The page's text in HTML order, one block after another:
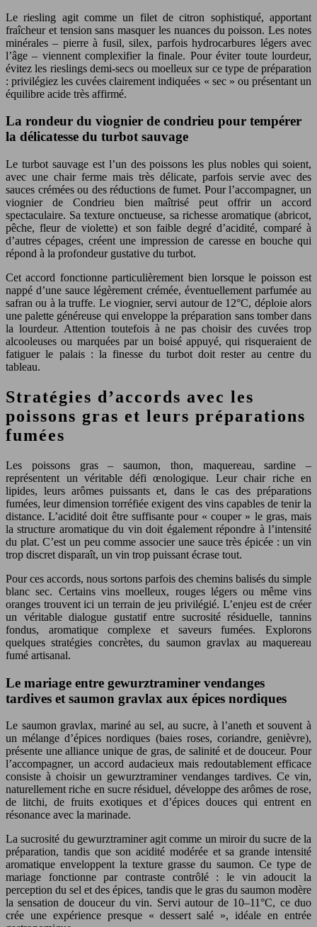
Le riesling agit comme un filet de citron sophistiqué, apportant
fraîcheur et tension sans masquer les nuances du poisson. Les notes
minérales – pierre à fusil, silex, parfois hydrocarbures légers avec
l’âge – viennent complexifier la finale. Pour éviter toute lourdeur,
évitez les rieslings demi-secs ou moelleux sur ce type de préparation
: privilégiez les cuvées clairement indiquées « sec » ou présentant un
équilibre acide très affirmé.
La rondeur du viognier de condrieu pour tempérer
la délicatesse du turbot sauvage
Le turbot sauvage est l’un des poissons les plus nobles qui soient,
avec une chair ferme mais très délicate, parfois servie avec des
sauces crémées ou des réductions de fumet. Pour l’accompagner, un
viognier de Condrieu bien maîtrisé peut offrir un accord
spectaculaire. Sa texture onctueuse, sa richesse aromatique (abricot,
pêche, fleur de violette) et son faible degré d’acidité, comparé à
d’autres cépages, créent une impression de caresse en bouche qui
répond à la profondeur gustative du turbot.
Cet accord fonctionne particulièrement bien lorsque le poisson est
nappé d’une sauce légèrement crémée, éventuellement parfumée au
safran ou à la truffe. Le viognier, servi autour de 12°C, déploie alors
une palette généreuse qui enveloppe la préparation sans tomber dans
la lourdeur. Attention toutefois à ne pas choisir des cuvées trop
alcooleuses ou marquées par un boisé appuyé, qui risqueraient de
fatiguer le palais : la finesse du turbot doit rester au centre du
tableau.
Stratégies d’accords avec les
poissons gras et leurs préparations
fumées
Les poissons gras – saumon, thon, maquereau, sardine –
représentent un véritable défi œnologique. Leur chair riche en
lipides, leurs arômes puissants et, dans le cas des préparations
fumées, leur dimension torréfiée exigent des vins capables de tenir la
distance. L’acidité doit être suffisante pour « couper » le gras, mais
la structure aromatique du vin doit également répondre à l’intensité
du plat. C’est un peu comme associer une sauce très épicée : un vin
trop discret disparaît, un vin trop puissant écrase tout.
Pour ces accords, nous sortons parfois des chemins balisés du simple
blanc sec. Certains vins moelleux, rouges légers ou même vins
oranges trouvent ici un terrain de jeu privilégié. L’enjeu est de créer
un véritable dialogue gustatif entre sucrosité résiduelle, tannins
fondus, aromatique complexe et saveurs fumées. Explorons
quelques stratégies concrètes, du saumon gravlax au maquereau
fumé artisanal.
Le mariage entre gewurztraminer vendanges
tardives et saumon gravlax aux épices nordiques
Le saumon gravlax, mariné au sel, au sucre, à l’aneth et souvent à
un mélange d’épices nordiques (baies roses, coriandre, genièvre),
présente une alliance unique de gras, de salinité et de douceur. Pour
l’accompagner, un accord audacieux mais redoutablement efficace
consiste à choisir un gewurztraminer vendanges tardives. Ce vin,
naturellement riche en sucre résiduel, développe des arômes de rose,
de litchi, de fruits exotiques et d’épices douces qui entrent en
résonance avec la marinade.
La sucrosité du gewurztraminer agit comme un miroir du sucre de la
préparation, tandis que son acidité modérée et sa grande intensité
aromatique enveloppent la texture grasse du saumon. Ce type de
mariage fonctionne par contraste contrôlé : le vin adoucit la
perception du sel et des épices, tandis que le gras du saumon modère
la sensation de douceur du vin. Servi autour de 10–11°C, ce duo
crée une expérience presque « dessert salé », idéale en entrée